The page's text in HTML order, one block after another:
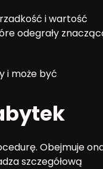
i wartość
odegrały
i może być
Obejmuje
szczegółową